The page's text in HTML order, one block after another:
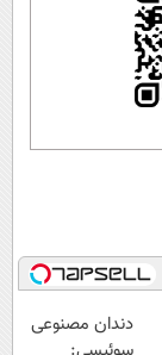
دندان مصنوعی